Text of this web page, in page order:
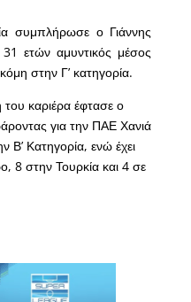
συμπλήρωσε ο Γιάννης
ετών αμυντικός μέσος
στην Γ’ κατηγορία.
καριέρα έφτασε ο
για την ΠΑΕ Χανιά
Β’ Κατηγορία, ενώ έχει
8 στην Τουρκία και 4 σε